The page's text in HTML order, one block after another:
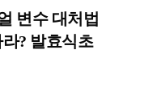
변수 대처법
? 발효식초